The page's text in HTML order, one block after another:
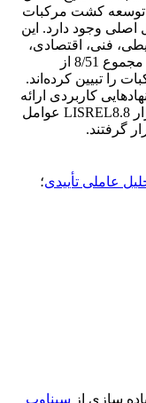
اکتشافی بر روی 43 متغیر توسعه کشت مرکبات
وجود دارد. این
فنی، اقتصادی،
ساختاری، اجتماعی و فرهنگی-آموزشی در مجموع 8/51 از
را تبیین کرده‌اند.
کاربردی ارائه
گردیده است. به‌علاوه، با استفاده از نرم‌افزار LISREL8.8 عوامل
گرفتند.
عاملی تأییدی؛
سازی از سیناوب